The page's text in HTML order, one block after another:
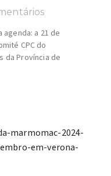
a 21 de
CPC do
da Província de